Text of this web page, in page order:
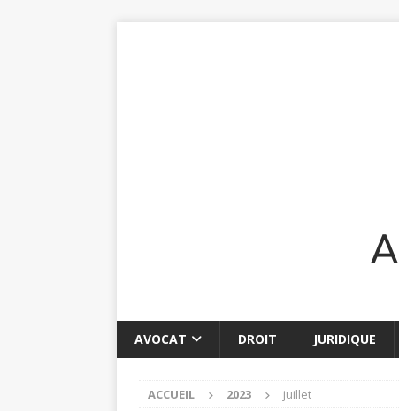
AVOCAT DROIT JURIDIQUE
ACCUEIL 2023 juillet